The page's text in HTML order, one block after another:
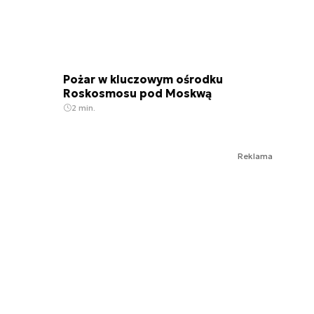
Pożar w kluczowym ośrodku
Roskosmosu pod Moskwą
2 min.
Reklama